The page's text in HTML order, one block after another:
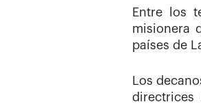
Entre los
misionera
países de
Los
directrices